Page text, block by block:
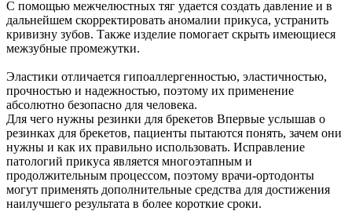
С помощью межчелюстных тяг удается создать давление и в
дальнейшем скорректировать аномалии прикуса, устранить
кривизну зубов. Также изделие помогает скрыть имеющиеся
межзубные промежутки.
Эластики отличается гипоаллергенностью, эластичностью,
прочностью и надежностью, поэтому их применение
абсолютно безопасно для человека.
Для чего нужны резинки для брекетов Впервые услышав о
резинках для брекетов, пациенты пытаются понять, зачем они
нужны и как их правильно использовать. Исправление
патологий прикуса является многоэтапным и
продолжительным процессом, поэтому врачи-ортодонты
могут применять дополнительные средства для достижения
наилучшего результата в более короткие сроки.